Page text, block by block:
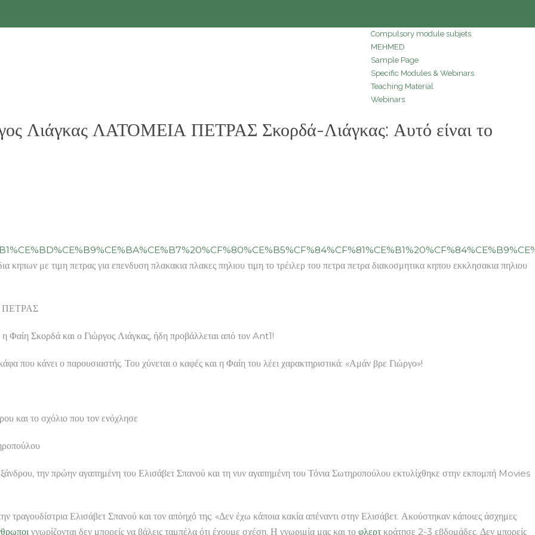
Compulsory module subjets
MEHMED
Sample Page
Specific Modules & Webinars
Teaching Material
Webinars
Λιάγκας ΛΑΤΟΜΕΙΑ ΠΕΤΡΑΣ Σκορδά-Λιάγκας: Αυτό είναι το
με τιμη πετρας για επενδυση πλακακια πλακες πηλιου τιμη το τρέιλερ του πετρα πετρα διακοσμητικα κηπου εκκλησακια πηλιου
ΠΕΤΡΑΣ
Φαίη Σκορδά και ο Γιώργος Λιάγκας, ήδη προβάλλεται από τον Ant1!
που κάνει ο παρουσιαστής. Του χύνεται ο καφές και η Φαίη του λέει χαρακτηριστικά: «Αμάν βρε Γιώργο»!
το σχόλιο που τον ενόχλησε
την πρώην αγαπημένη του Ελισάβετ Σπανού και τη νυν αγαπημένη του Τόνια Σωτηροπούλου εκτυλίχθηκε στην εκπομπή Movies
Ελισάβετ Σπανού και τον απόηχό της: «Δεν έχω κάποια κακία απέναντι στην Ελισάβετ. Ακούστηκαν κάποιες άσχημες
γνωρίζονται δεν μπορείς να βάλεις ταμπέλα ότι έχουμε σχέση. Η γνωριμία μας και το φλερτ κράτησε 2-3 εβδομάδες. Δεν μπορείς